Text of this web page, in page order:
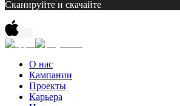
Сканируйте и скачайте
О нас
Кампании
Проекты
Карьера